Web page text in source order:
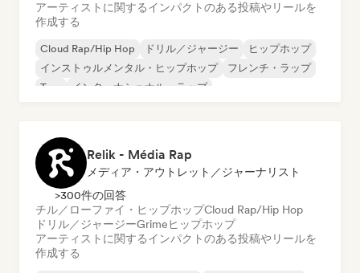
アーティストに関するインパクトのある投稿やリールを
作成する
Cloud Rap/Hip Hop ドリル／ジャージー
ヒップホップ
インストゥルメンタル・ヒップホップ
フレンチ・ラップ
Trap
インターナショナル・ラップ
Relik - Média Rap
メディア・アウトレット／ジャーナリスト
>300件の回答
チル／ローファイ・ヒップホップCloud Rap/Hip Hop
ドリル／ジャージーGrimeヒップホップ
アーティストに関するインパクトのある投稿やリールを
作成する